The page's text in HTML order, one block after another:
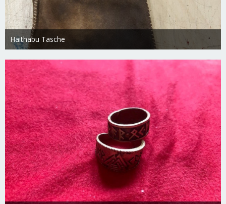
Haithabu Tasche
Freydis
18. Februar 2019
4.332
0 0